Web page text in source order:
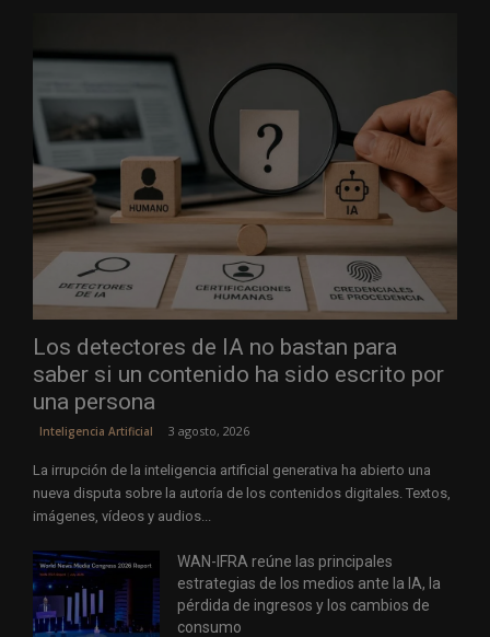
Los detectores de IA no bastan para
saber si un contenido ha sido escrito por
una persona
Inteligencia Artificial 3 agosto, 2026
La irrupción de la inteligencia artificial generativa ha abierto una
nueva disputa sobre la autoría de los contenidos digitales. Textos,
imágenes, vídeos y audios...
WAN-IFRA reúne las principales
estrategias de los medios ante la IA, la
pérdida de ingresos y los cambios de
consumo